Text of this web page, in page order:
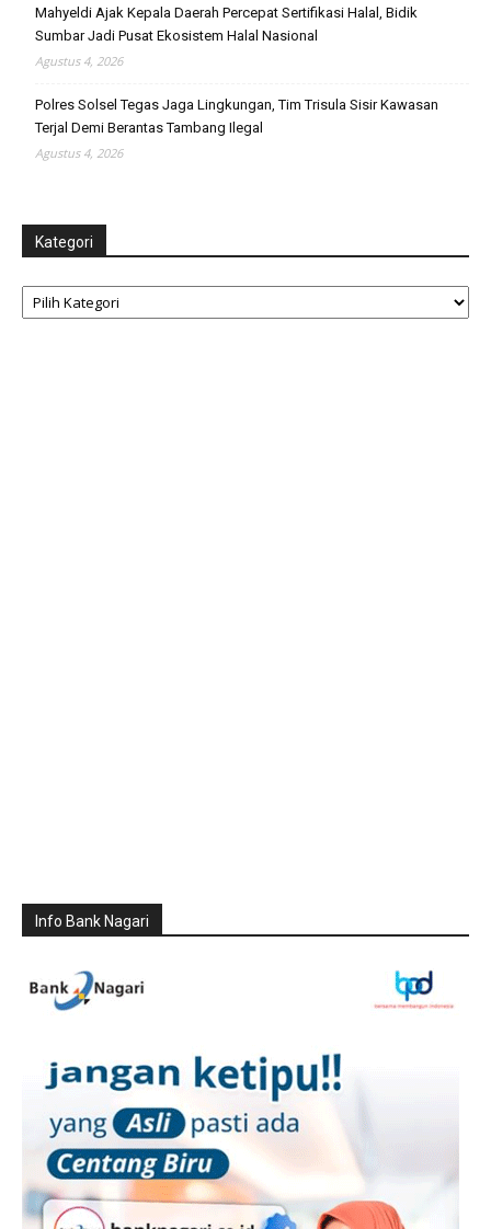
Mahyeldi Ajak Kepala Daerah Percepat Sertifikasi Halal, Bidik
Sumbar Jadi Pusat Ekosistem Halal Nasional
Agustus 4, 2026
Polres Solsel Tegas Jaga Lingkungan, Tim Trisula Sisir Kawasan
Terjal Demi Berantas Tambang Ilegal
Agustus 4, 2026
Kategori
Kategori
Info Bank Nagari